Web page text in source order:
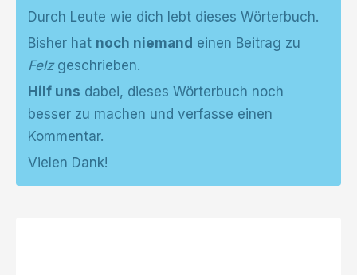
Durch Leute wie dich lebt dieses Wörterbuch.
Bisher hat noch niemand einen Beitrag zu
Felzgeschrieben.
Hilf uns dabei, dieses Wörterbuch noch
besser zu machen und verfasse einen
Kommentar.
Vielen Dank!